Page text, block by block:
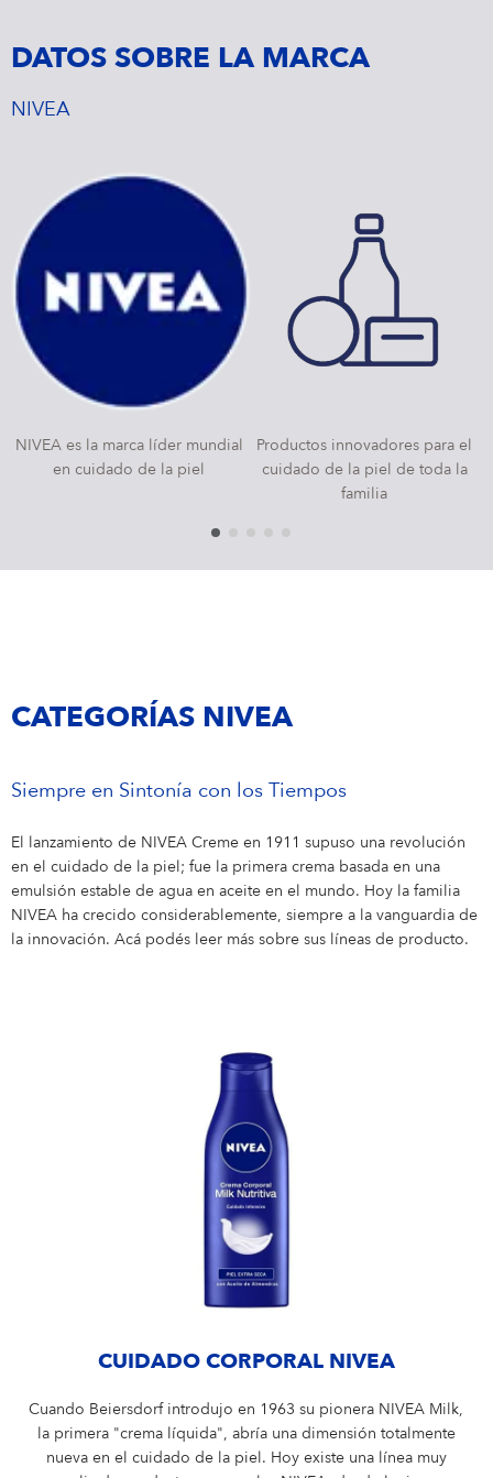
DATOS SOBRE LA MARCA
NIVEA
NIVEA es la marca líder mundial
en cuidado de la piel
Productos innovadores para el
cuidado de la piel de toda la
familia
CATEGORÍAS NIVEA
Siempre en Sintonía con los Tiempos
El lanzamiento de NIVEA Creme en 1911 supuso una revolución
en el cuidado de la piel; fue la primera crema basada en una
emulsión estable de agua en aceite en el mundo. Hoy la familia
NIVEA ha crecido considerablemente, siempre a la vanguardia de
la innovación. Acá podés leer más sobre sus líneas de producto.
CUIDADO CORPORAL NIVEA
Cuando Beiersdorf introdujo en 1963 su pionera NIVEA Milk,
la primera "crema líquida", abría una dimensión totalmente
nueva en el cuidado de la piel. Hoy existe una línea muy